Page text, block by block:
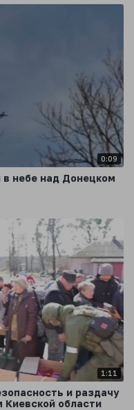
0:09
небе над Донецком
1:11
и раздачу
области